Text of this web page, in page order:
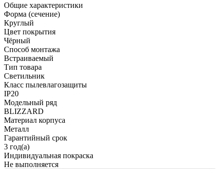
Общие характеристики
Форма (сечение)
Круглый
Цвет покрытия
Чёрный
Способ монтажа
Встраиваемый
Тип товара
Светильник
Класс пылевлагозащиты
IP20
Модельный ряд
BLIZZARD
Материал корпуса
Металл
Гарантийный срок
3 год(а)
Индивидуальная покраска
Не выполняется